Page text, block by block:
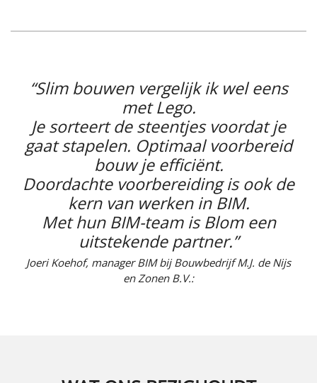
“Slim bouwen vergelijk ik wel eens
met Lego.
Je sorteert de steentjes voordat je
gaat stapelen. Optimaal voorbereid
bouw je efficiënt.
Doordachte voorbereiding is ook de
kern van werken in BIM.
Met hun BIM-team is Blom een
uitstekende partner.”
Joeri Koehof, manager BIM bij Bouwbedrijf M.J. de Nijs
en Zonen B.V.: